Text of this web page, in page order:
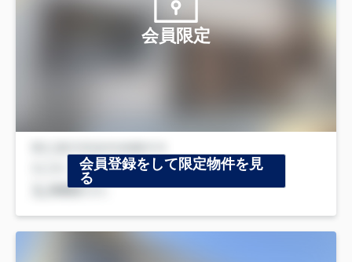
会員限定
会員登録をして限定物件を見
る